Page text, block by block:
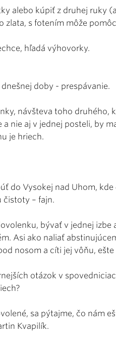
alebo kúpiť z druhej ruky
zlata, s fotením môže
hľadá výhovorky.
doby - prespávanie.
návšteva toho druhého,
a nie aj v jednej posteli, by
je hriech.
do Vysokej nad Uhom,
čistoty – fajn.
bývať v jednej izbe
Asi ako naliať
nosom a cíti jej vôňu, ešte
otázok v
sa pýtajme, čo nám
Kvapilík.